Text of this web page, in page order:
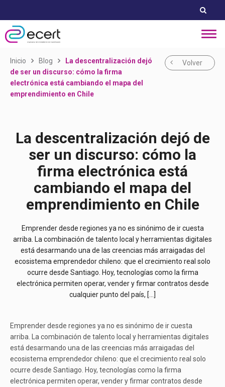
Inicio Blog
La descentralización dejó
de ser un discurso: cómo la firma
electrónica está cambiando el mapa del
emprendimiento en Chile
Volver
La descentralización dejó de
ser un discurso: cómo la
firma electrónica está
cambiando el mapa del
emprendimiento en Chile
Emprender desde regiones ya no es sinónimo de ir cuesta
arriba. La combinación de talento local y herramientas digitales
está desarmando una de las creencias más arraigadas del
ecosistema emprendedor chileno: que el crecimiento real solo
ocurre desde Santiago. Hoy, tecnologías como la firma
electrónica permiten operar, vender y firmar contratos desde
cualquier punto del país, […]
Emprender desde regiones ya no es sinónimo de ir cuesta
arriba.
La combinación de talento local y herramientas digitales
está desarmando una de las creencias más arraigadas del
ecosistema emprendedor chileno: que el crecimiento real solo
ocurre desde Santiago. Hoy, tecnologías como la firma
electrónica permiten operar, vender y firmar contratos desde